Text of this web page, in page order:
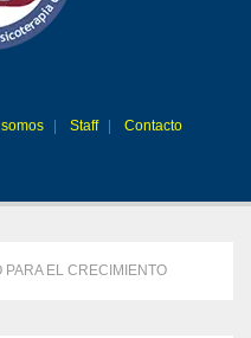
Staff Contacto
PARA EL CRECIMIENTO